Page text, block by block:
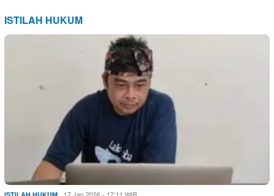
ISTILAH HUKUM
17 Jan 2026 - 17:11 WIB